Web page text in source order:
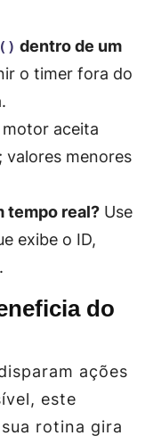
dentro de um
o timer fora do
motor aceita
valores menores
tempo real? Use
exibe o ID,
do
ações
este
rotina gira